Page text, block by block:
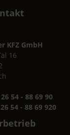
KFZ GmbH
16
54 - 88 69 90
54 - 88 69 920